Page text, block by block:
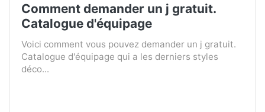
Comment demander un j gratuit.
Catalogue d'équipage
Voici comment vous pouvez demander un j gratuit.
Catalogue d'équipage qui a les derniers styles
déco...